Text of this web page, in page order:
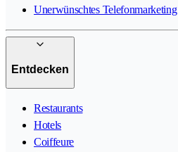
Unerwünschtes Telefonmarketing
Entdecken
Restaurants
Hotels
Coiffeure